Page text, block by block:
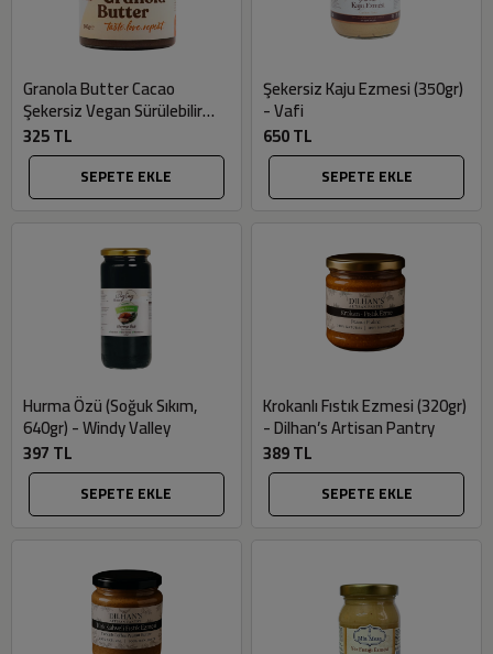
Granola Butter Cacao
Şekersiz Vegan Sürülebilir
Kahvaltılık (Glutensiz, 240gr)
- Fro
325 TL
SEPETE EKLE
Şekersiz Kaju Ezmesi (350gr)
- Vafi
650 TL
SEPETE EKLE
Hurma Özü (Soğuk Sıkım,
640gr) - Windy Valley
397 TL
SEPETE EKLE
Krokanlı Fıstık Ezmesi (320gr)
- Dilhan’s Artisan Pantry
389 TL
SEPETE EKLE